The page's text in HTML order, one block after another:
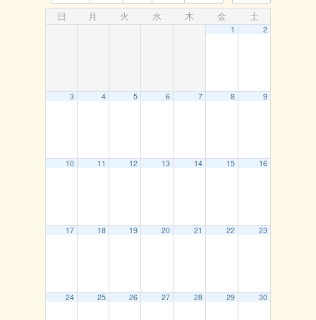
日 月 火 水 木 金 土
1 2
3 4 5 6 7 8 9
10 11 12 13 14 15 16
17 18 19 20 21 22 23
24 25 26 27 28 29 30